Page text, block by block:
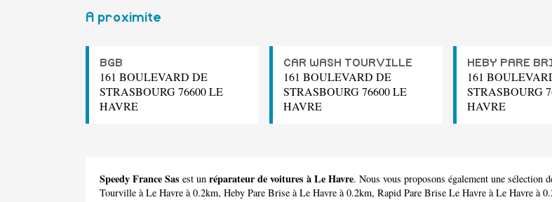
A proximite
BGB
161 BOULEVARD DE
STRASBOURG 76600 LE
HAVRE
CAR WASH TOURVILLE
161 BOULEVARD DE
STRASBOURG 76600 LE
HAVRE
HEBY PARE
161
STRASBOURG
HAVRE
Speedy France Sas est un réparateur de voitures à Le Havre. Nous vous proposons également une sélection
Tourville à Le Havre à 0.2km, Heby Pare Brise à Le Havre à 0.2km, Rapid Pare Brise Le Havre à Le Havre à